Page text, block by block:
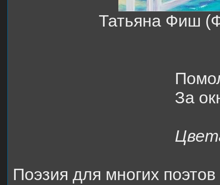
Татьяна Фиш
За
Поэзия для многих